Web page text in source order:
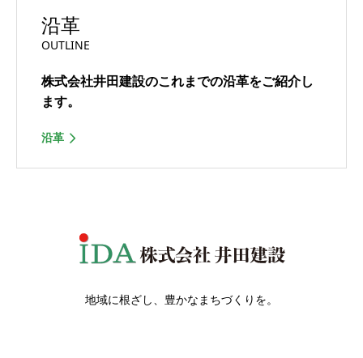
沿革
OUTLINE
株式会社井田建設のこれまでの沿革をご紹介し
ます。
沿革
地域に根ざし、豊かなまちづくりを。